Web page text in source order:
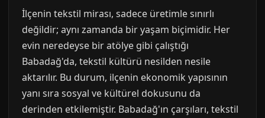
İlçenin tekstil mirası, sadece üretimle sınırlı
değildir; aynı zamanda bir yaşam biçimidir. Her
evin neredeyse bir atölye gibi çalıştığı
Babadağ'da, tekstil kültürü nesilden nesile
aktarılır. Bu durum, ilçenin ekonomik yapısının
yanı sıra sosyal ve kültürel dokusunu da
derinden etkilemiştir. Babadağ'ın çarşıları, tekstil